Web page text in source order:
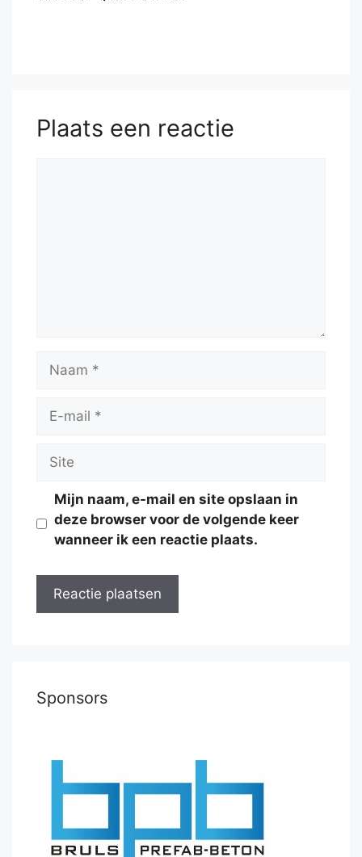
Plaats een reactie
Naam
Site
Mijn naam, e-mail en site opslaan in
deze browser voor de volgende keer
wanneer ik een reactie plaats.
Sponsors